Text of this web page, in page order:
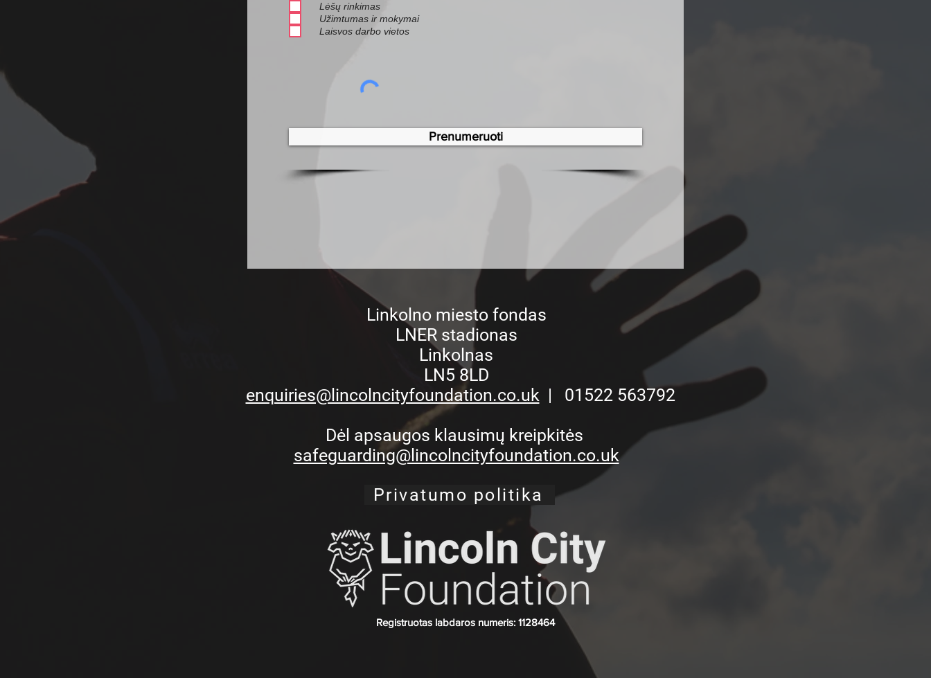
Lėšų rinkimas
Užimtumas ir mokymai
Laisvos darbo vietos
Prenumeruoti
Linkolno miesto fondas
LNER stadionas
Linkolnas
LN5 8LD
enquiries@lincolncityfoundation.co.uk| 01522 563792
Dėl apsaugos klausimų kreipkitės
safeguarding@lincolncityfoundation.co.uk
Privatumo politika
Registruotas labdaros numeris: 1128464